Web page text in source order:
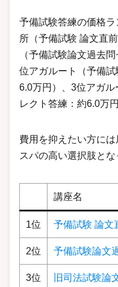
予備試験答練の価格
所（予備試験 論文直
（予備試験論文過去
位アガルート（予備
6.0万円）、3位アガ
レクト答練：約6.0万
費用を抑えたい方に
スパの高い選択肢とな
講座名
1位 予備試験 論文
2位 予備試験論文
3位 旧司法試験論